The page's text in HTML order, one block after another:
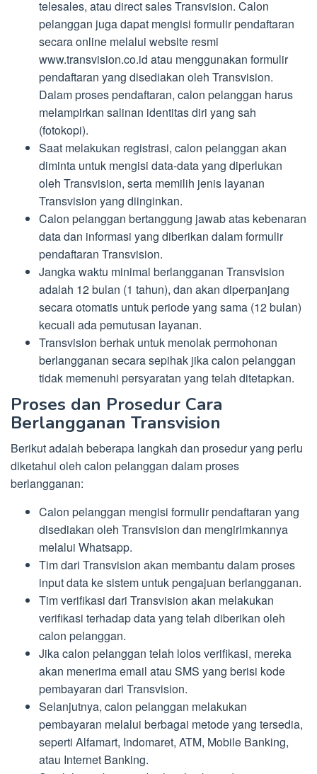
telesales, atau direct sales Transvision. Calon
pelanggan juga dapat mengisi formulir pendaftaran
secara online melalui website resmi
www.transvision.co.id atau menggunakan formulir
pendaftaran yang disediakan oleh Transvision.
Dalam proses pendaftaran, calon pelanggan harus
melampirkan salinan identitas diri yang sah
(fotokopi).
Saat melakukan registrasi, calon pelanggan akan
diminta untuk mengisi data-data yang diperlukan
oleh Transvision, serta memilih jenis layanan
Transvision yang diinginkan.
Calon pelanggan bertanggung jawab atas kebenaran
data dan informasi yang diberikan dalam formulir
pendaftaran Transvision.
Jangka waktu minimal berlangganan Transvision
adalah 12 bulan (1 tahun), dan akan diperpanjang
secara otomatis untuk periode yang sama (12 bulan)
kecuali ada pemutusan layanan.
Transvision berhak untuk menolak permohonan
berlangganan secara sepihak jika calon pelanggan
tidak memenuhi persyaratan yang telah ditetapkan.
Proses dan Prosedur Cara
Berlangganan Transvision
Berikut adalah beberapa langkah dan prosedur yang perlu
diketahui oleh calon pelanggan dalam proses
berlangganan:
Calon pelanggan mengisi formulir pendaftaran yang
disediakan oleh Transvision dan mengirimkannya
melalui Whatsapp.
Tim dari Transvision akan membantu dalam proses
input data ke sistem untuk pengajuan berlangganan.
Tim verifikasi dari Transvision akan melakukan
verifikasi terhadap data yang telah diberikan oleh
calon pelanggan.
Jika calon pelanggan telah lolos verifikasi, mereka
akan menerima email atau SMS yang berisi kode
pembayaran dari Transvision.
Selanjutnya, calon pelanggan melakukan
pembayaran melalui berbagai metode yang tersedia,
seperti Alfamart, Indomaret, ATM, Mobile Banking,
atau Internet Banking.